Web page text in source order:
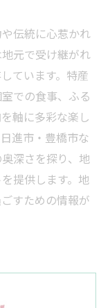
伝統に心惹かれ
元で受け継がれ
ています。特産
での食事、ふる
軸に多彩な楽し
進市・豊橋市な
深さを探り、地
提供します。地
すための情報が